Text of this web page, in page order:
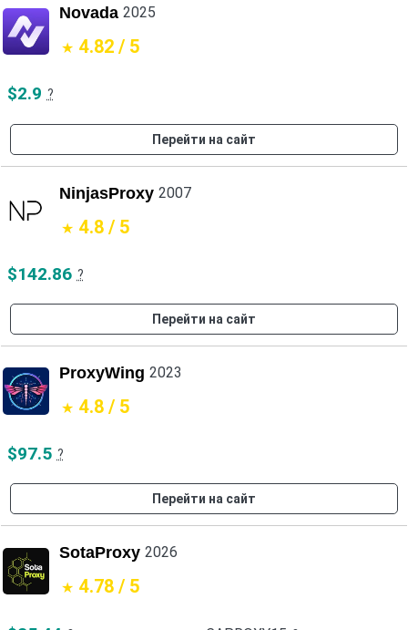
Novada 2025
4.82 / 5
$2.9 ?
Перейти на сайт
NinjasProxy 2007
4.8 / 5
$142.86 ?
Перейти на сайт
ProxyWing 2023
4.8 / 5
$97.5 ?
Перейти на сайт
SotaProxy 2026
4.78 / 5